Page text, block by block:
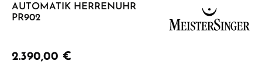
AUTOMATIK HERRENUHR
PR902
2.390,00 €